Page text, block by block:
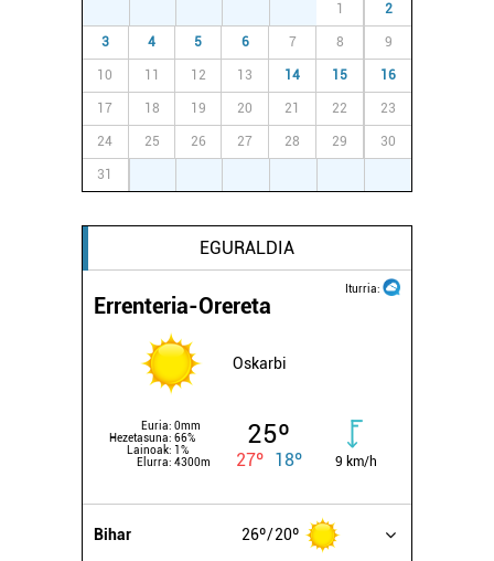
1 2
3 4 5 6 7 8 9
10 11 12 13 14 15 16
17 18 19 20 21 22 23
24 25 26 27 28 29 30
31
EGURALDIA
Iturria:
Errenteria-Orereta
Oskarbi
Euria: 0mm
Hezetasuna: 66%
Lainoak: 1%
Elurra: 4300m
25º
27º 18º 9 km/h
Bihar 26º 20º